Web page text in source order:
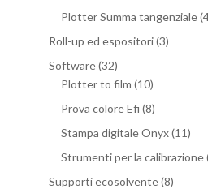
Plotter Summa tangenziale
Roll-up ed espositori(3)
Software(32)
Plotter to film (10)
Prova colore Efi (8)
Stampa digitale Onyx(11)
Strumenti per la calibrazione
Supporti ecosolvente(8)